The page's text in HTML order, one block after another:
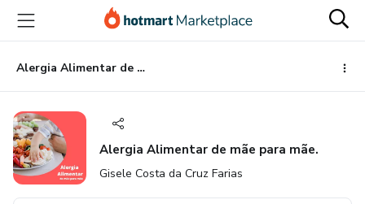
para
conteúdo
principal
para
pagamento
para
rodapé
Alergia Alimentar de mãe para mãe.
Alergia Alimentar de mãe para mãe.
Gisele Costa da Cruz Farias